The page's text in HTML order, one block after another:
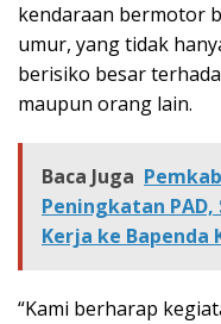
kendaraan bermotor
umur, yang tidak
berisiko besar
maupun orang lain.
Baca Juga
Peningkatan
Kerja ke Bapenda
“Kami berharap